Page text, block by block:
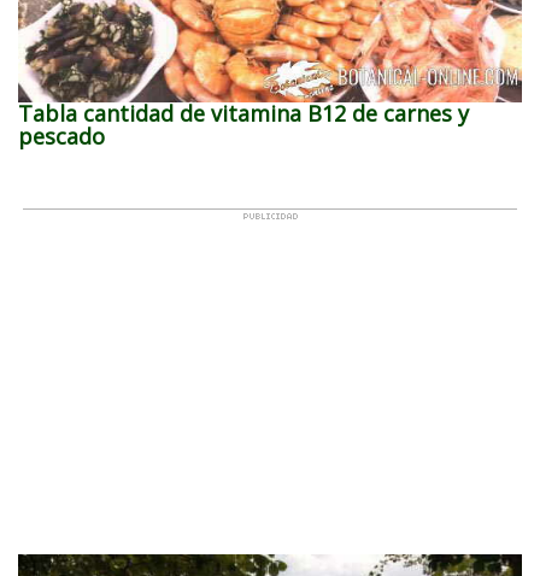
Tabla cantidad de vitamina B12 de carnes y
pescado